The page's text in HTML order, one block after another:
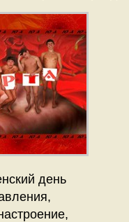
день